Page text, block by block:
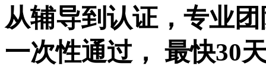
从辅导到认证，专业
一次性通过， 最快30